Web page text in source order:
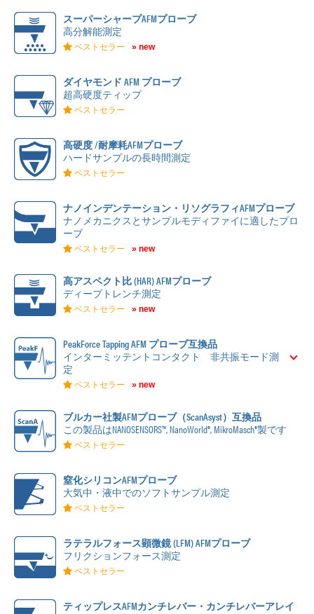
スーパーシャープAFMプローブ
高分解能測定
ベストセラー » new
ダイヤモンド AFM プローブ
超高硬度ティップ
ベストセラー
高硬度 /耐摩耗AFMプローブ
ハードサンプルの長時間測定
ベストセラー
ナノインデンテーション・リソグラフィAFMプローブ
ナノメカニクスとサンプルモディファイに適したプロ
ーブ
ベストセラー » new
高アスペクト比 (HAR) AFMプローブ
ディープトレンチ測定
ベストセラー » new
PeakForce Tapping AFM プローブ互換品
インターミッテントコンタクト 非共振モード測
定
ベストセラー » new
ブルカー社製AFMプローブ（ScanAsyst）互換品
この製品はNANOSENSORS™, NanoWorld®, MikroMasch®製です
ベストセラー
窒化シリコンAFMプローブ
大気中・液中でのソフトサンプル測定
ベストセラー
ラテラルフォース顕微鏡 (LFM) AFMプローブ
フリクションフォース測定
ベストセラー
ティップレスAFMカンチレバー・カンチレバーアレイ